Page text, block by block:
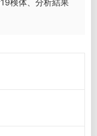
検体、分析結果